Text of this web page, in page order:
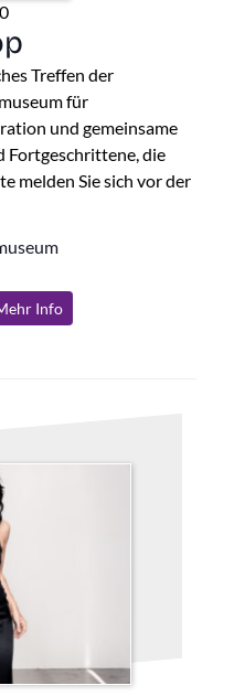
Treffen der
für
und gemeinsame
Fortgeschrittene, die
melden Sie sich vor der
Info